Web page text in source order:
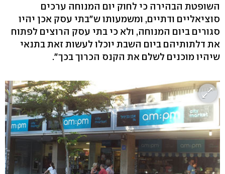
השופטת הבהירה כי לחוק יום המנוחה ערכים
סוציאליים ודתיים, ומשמעותו ש"בתי עסק אכן יהיו
סגורים ביום המנוחה, ולא כי בתי עסק הרוצים לפתוח
את דלתותיהם ביום השבת יוכלו לעשות זאת בתנאי
שיהיו מוכנים לשלם את הקנס הכרוך בכך".